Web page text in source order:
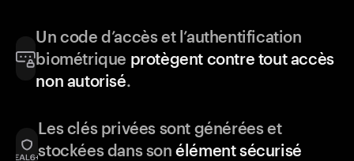
Un code d’accès et l’authentification
biométrique protègent contre tout accès
non autorisé.
Les clés privées sont générées et
stockées dans sonélément sécurisé